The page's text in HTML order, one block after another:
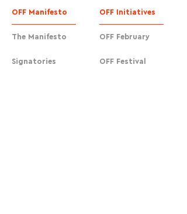
OFF Manifesto
The Manifesto
Signatories
OFF Initiatives
OFF February
OFF Festival